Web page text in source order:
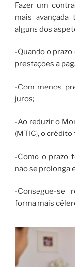
Fazer um
mais avançada
alguns dos
-Quando o
prestações a
-Com menos
juros;
-Ao reduzir o
(MTIC), o crédito
-Como o prazo
não se prolonga
-Consegue-se
forma mais